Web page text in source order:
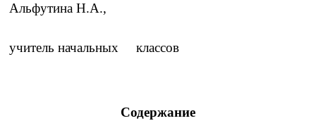
Альфутина Н.А.,
учитель начальных классов
Содержание